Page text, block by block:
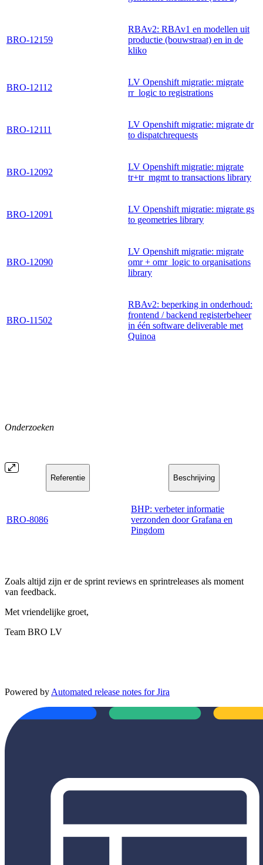
BRO-12159
RBAv2: RBAv1 en modellen uit
productie (bouwstraat) en in de
kliko
BRO-12112
LV Openshift migratie: migrate
rr_logic to registrations
BRO-12111
LV Openshift migratie: migrate dr
to dispatchrequests
BRO-12092
LV Openshift migratie: migrate
tr+tr_mgmt to transactions library
BRO-12091
LV Openshift migratie: migrate gs
to geometries library
BRO-12090
LV Openshift migratie: migrate
omr + omr_logic to organisations
library
BRO-11502
RBAv2: beperking in onderhoud:
frontend / backend registerbeheer
in één software deliverable met
Quinoa
Onderzoeken
Referentie Beschrijving
BRO-8086
BHP: verbeter informatie
verzonden door Grafana en
Pingdom
Zoals altijd zijn er de sprint reviews en sprintreleases als moment
van feedback.
Met vriendelijke groet,
Team BRO LV
Powered by Automated release notes for Jira